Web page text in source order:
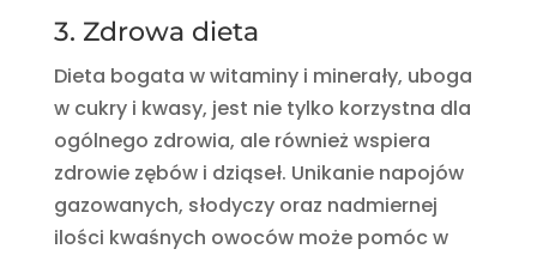
3. Zdrowa dieta
Dieta bogata w witaminy i minerały, uboga
w cukry i kwasy, jest nie tylko korzystna dla
ogólnego zdrowia, ale również wspiera
zdrowie zębów i dziąseł. Unikanie napojów
gazowanych, słodyczy oraz nadmiernej
ilości kwaśnych owoców może pomóc w